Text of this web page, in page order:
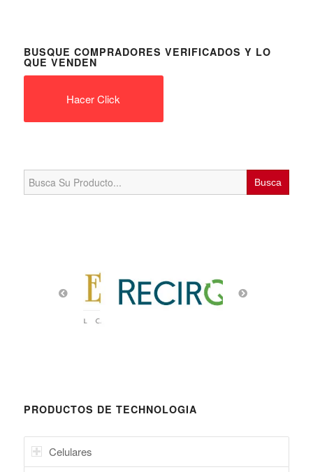
BUSQUE COMPRADORES VERIFICADOS Y LO
QUE VENDEN
Hacer Click
Search
for:
PRODUCTOS DE TECHNOLOGIA
Celulares